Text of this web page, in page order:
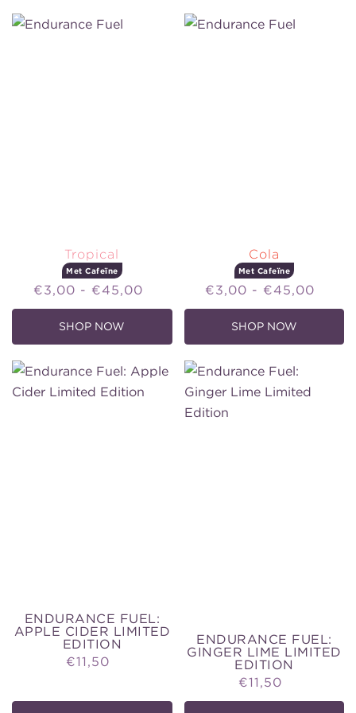
LIME MET
CAFEÏNE
Tropical
Met Cafeïne
Price€3,00 - €45,00
SHOP NOW
,
TROPICAL
MET
CAFEÏNE
Cola
Met Cafeïne
Price€3,00 - €45,00
SHOP NOW
,
COLA
MET
CAFEÏNE
ENDURANCE FUEL:
APPLE CIDER LIMITED
EDITION
€11,50
ENDURANCE FUEL:
GINGER LIME LIMITED
EDITION
€11,50